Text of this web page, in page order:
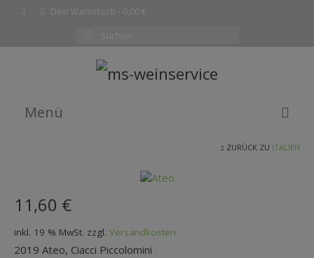
Dein Warenkorb 0,00 €
nach:
Menü
SHOP
KOMPLETTE WEINLISTE
ZURÜCK ZU ITALIEN
11,60 €
inkl. 19 % MwSt. zzgl. Versandkosten
2019 Ateo, Ciacci Piccolomini